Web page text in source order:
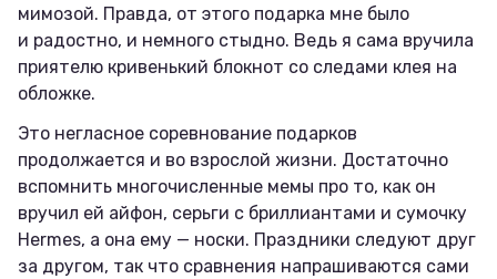
мимозой. Правда, от этого подарка мне было
и радостно, и немного стыдно. Ведь я сама вручила
приятелю кривенький блокнот со следами клея на
обложке.
Это негласное соревнование подарков
продолжается и во взрослой жизни. Достаточно
вспомнить многочисленные мемы про то, как он
вручил ей айфон, серьги с бриллиантами и сумочку
Hermes, а она ему — носки. Праздники следуют друг
за другом, так что сравнения напрашиваются сами